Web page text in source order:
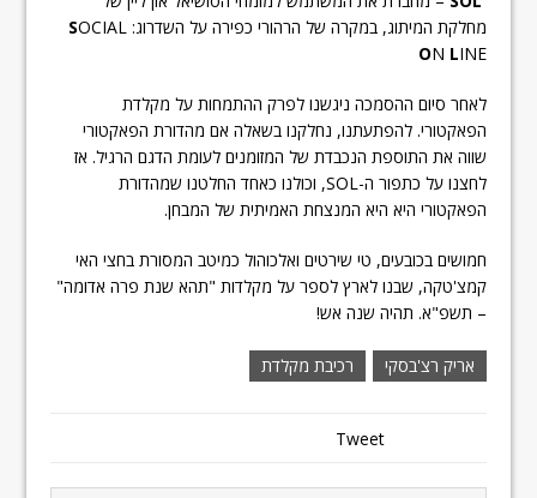
מחלקת המיתוג, במקרה של הרהורי כפירה על השדרוג:
SOCIAL
ON LINE
לאחר סיום ההסמכה ניגשנו לפרק ההתמחות על מקלדת
הפאקטורי. להפתעתנו, נחלקנו בשאלה אם מהדורת הפאקטורי
שווה את התוספת הנכבדת של המזומנים לעומת הדגם הרגיל. אז
לחצנו על כתפור ה-SOL, וכולנו כאחד החלטנו שמהדורת
הפאקטורי היא היא המנצחת האמיתית של המבחן.
חמושים בכובעים, טי שירטים ואלכוהול כמיטב המסורת בחצי האי
קמצ'טקה, שבנו לארץ לספר על מקלדות "תהא שנת פרה אדומה"
– תשפ"א. תהיה שנה אש!
אריק רצ'בסקי רכיבת מקלדת
Tweet